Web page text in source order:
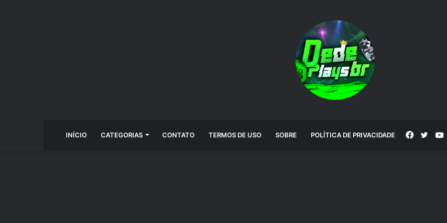
INÍCIO CATEGORIAS CONTATO TERMOS DE USO SOBRE POLÍTICA DE PRIVACIDADE Facebook